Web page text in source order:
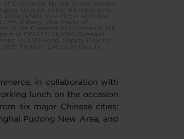
Commerce; Na Shi, Senior Advisor,
Director of the Administrative
(CND), Vice Mayor of Xinbei
MA Zhifeng, Vice Mayor of
of the Chamber of Commerce; H.E.
of CPAFFC; HUANG Guanglie,
HUANG Hong, Deputy Director
QUE Fangjun, Executive Deputy
in collaboration with
lunch on the occasion
six major Chinese cities:
Pudong New Area, and